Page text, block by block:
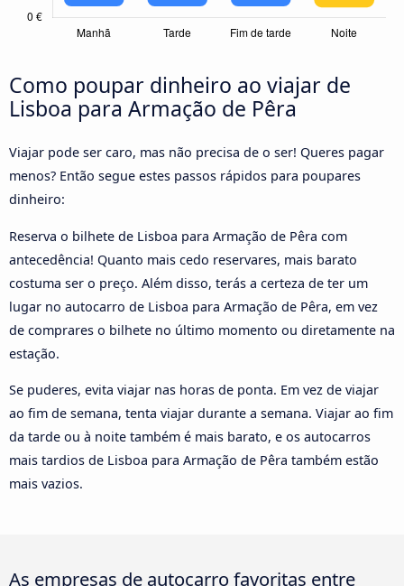
Como poupar dinheiro ao viajar de
Lisboa para Armação de Pêra
Viajar pode ser caro, mas não precisa de o ser! Queres pagar
menos? Então segue estes passos rápidos para poupares
dinheiro:
Reserva o bilhete de Lisboa para Armação de Pêra com
antecedência! Quanto mais cedo reservares, mais barato
costuma ser o preço. Além disso, terás a certeza de ter um
lugar no autocarro de Lisboa para Armação de Pêra, em vez
de comprares o bilhete no último momento ou diretamente na
estação.
Se puderes, evita viajar nas horas de ponta. Em vez de viajar
ao fim de semana, tenta viajar durante a semana. Viajar ao fim
da tarde ou à noite também é mais barato, e os autocarros
mais tardios de Lisboa para Armação de Pêra também estão
mais vazios.
As empresas de autocarro favoritas entre